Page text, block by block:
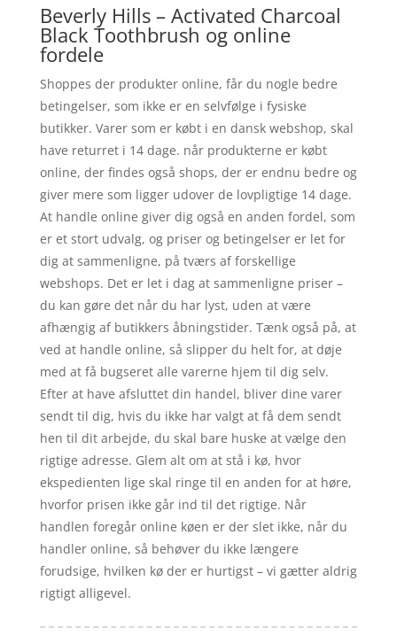
Beverly Hills – Activated Charcoal
Black Toothbrush og online
fordele
Shoppes der produkter online, får du nogle bedre
betingelser, som ikke er en selvfølge i fysiske
butikker. Varer som er købt i en dansk webshop, skal
have returret i 14 dage. når produkterne er købt
online, der findes også shops, der er endnu bedre og
giver mere som ligger udover de lovpligtige 14 dage.
At handle online giver dig også en anden fordel, som
er et stort udvalg, og priser og betingelser er let for
dig at sammenligne, på tværs af forskellige
webshops. Det er let i dag at sammenligne priser –
du kan gøre det når du har lyst, uden at være
afhængig af butikkers åbningstider. Tænk også på, at
ved at handle online, så slipper du helt for, at døje
med at få bugseret alle varerne hjem til dig selv.
Efter at have afsluttet din handel, bliver dine varer
sendt til dig, hvis du ikke har valgt at få dem sendt
hen til dit arbejde, du skal bare huske at vælge den
rigtige adresse. Glem alt om at stå i kø, hvor
ekspedienten lige skal ringe til en anden for at høre,
hvorfor prisen ikke går ind til det rigtige. Når
handlen foregår online køen er der slet ikke, når du
handler online, så behøver du ikke længere
forudsige, hvilken kø der er hurtigst – vi gætter aldrig
rigtigt alligevel.